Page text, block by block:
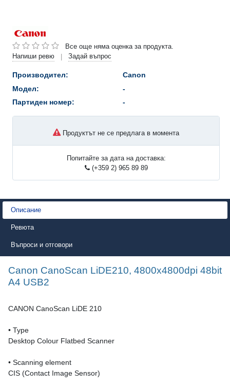
Все още няма оценка за продукта.
Напиши ревю
| Задай въпрос
Производител:
Canon
Модел:
-
Партиден номер:
-
Продуктът не се предлага в момента
Попитайте за дата на доставка:
(+359 2) 965 89 89
Описание
Ревюта
Въпроси и отговори
Canon CanoScan LiDE210, 4800x4800dpi 48bit
A4 USB2
CANON CanoScan LiDE 210
• Type
Desktop Colour Flatbed Scanner
• Scanning element
CIS (Contact Image Sensor)